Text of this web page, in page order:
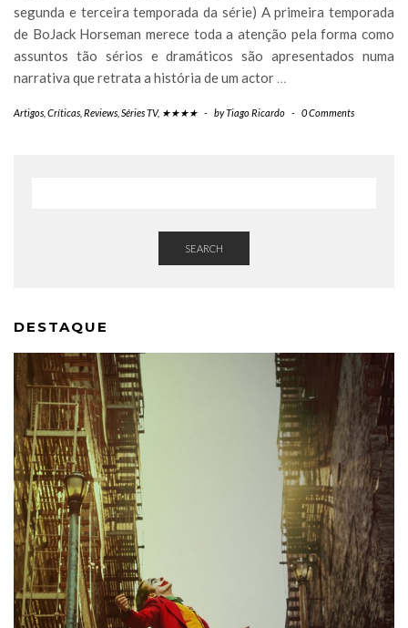
segunda e terceira temporada da série) A primeira temporada
de BoJack Horseman merece toda a atenção pela forma como
assuntos tão sérios e dramáticos são apresentados numa
narrativa que retrata a história de um actor …
Artigos Críticas Reviews Séries TV, ★★★★ - byTiago Ricardo - 0 Comments
SEARCH
DESTAQUE